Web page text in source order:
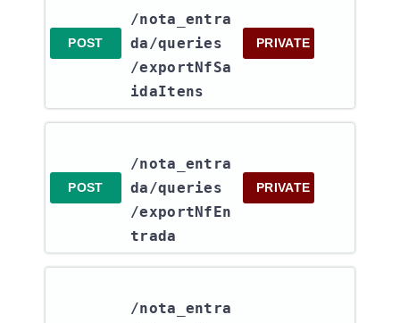
POST
/nota_entra
da​/queries​
/exportNfSa
idaItens
PRIVATE
POST
/nota_entra
da​/queries​
/exportNfEn
trada
PRIVATE
/nota_entra